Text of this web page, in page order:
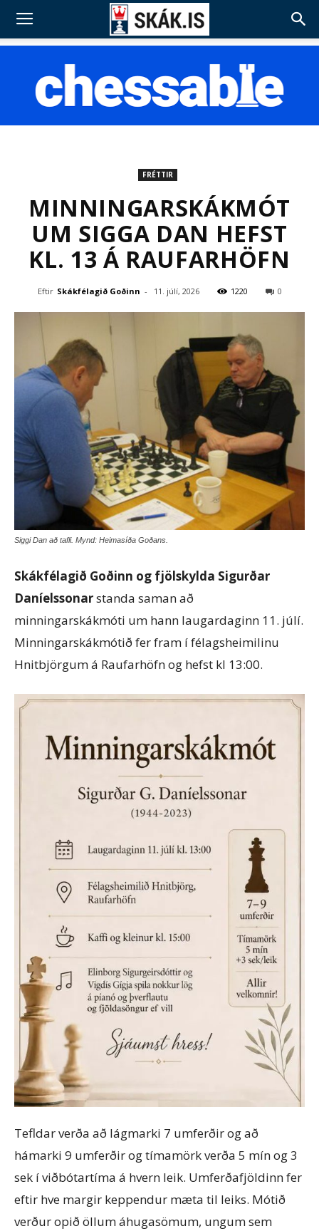
FRÉTTIR
MINNINGARSKÁKMÓT
UM SIGGA DAN HEFST
KL. 13 Á RAUFARHÖFN
Eftir Skákfélagið Goðinn - 11. júlí, 2026 1220 0
Siggi Dan að tafli. Mynd: Heimasíða Goðans.
Skákfélagið Goðinn og fjölskylda Sigurðar
Daníelssonarstanda saman að
minningarskákmóti um hann laugardaginn 11. júlí.
Minningarskákmótið fer fram í félagsheimilinu
Hnitbjörgum á Raufarhöfn og hefst kl 13:00.
Tefldar verða að lágmarki 7 umferðir og að
hámarki 9 umferðir og tímamörk verða 5 mín og 3
sek í viðbótartíma á hvern leik. Umferðafjöldinn fer
eftir hve margir keppendur mæta til leiks. Mótið
verður opið öllum áhugasömum, ungum sem